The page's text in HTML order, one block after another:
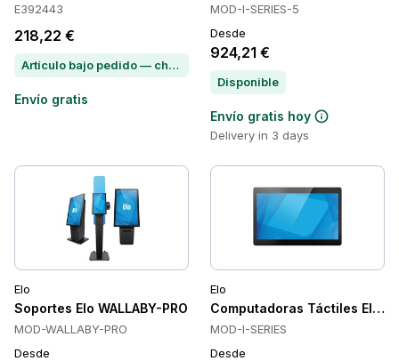
E392443
218,22 €
Artículo bajo pedido — chatea para conocer el plazo de entrega
Envío gratis
MOD-I-SERIES-5
Desde
924,21 €
Disponible
Envío gratis hoy
Delivery in 3 days
Elo
Soportes Elo WALLABY-PRO
MOD-WALLABY-PRO
Desde
Elo
Computadoras Táctiles Elo
MOD-I-SERIES
Desde